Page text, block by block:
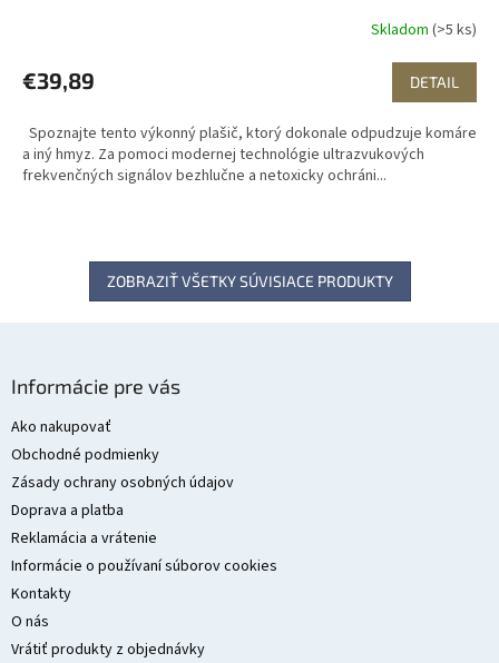
Skladom (>5 ks)
€39,89 DETAIL
Spoznajte tento výkonný plašič, ktorý dokonale odpudzuje komáre
a iný hmyz. Za pomoci modernej technológie ultrazvukových
frekvenčných signálov bezhlučne a netoxicky ochráni...
ZOBRAZIŤ VŠETKY SÚVISIACE PRODUKTY
Informácie pre vás
Ako nakupovať
Obchodné podmienky
Zásady ochrany osobných údajov
Doprava a platba
Reklamácia a vrátenie
Informácie o používaní súborov cookies
Kontakty
O nás
Vrátiť produkty z objednávky